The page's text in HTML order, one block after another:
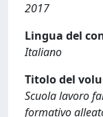
2017
Lingua del
Italiano
Titolo del
Scuola lavoro
formativo